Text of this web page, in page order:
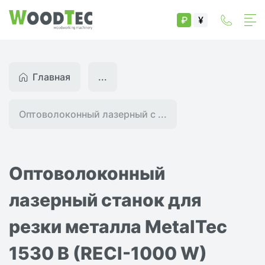
₽ ¥
Главная
Оптоволоконный лазерный с ...
...
Оптоволоконный
лазерный станок для
резки металла MetalTec
1530 B (RECI-1000 W)